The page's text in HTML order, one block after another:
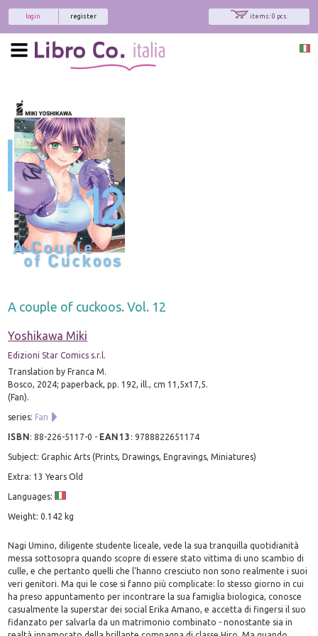
items: 0 pcs.
register
login
A couple of cuckoos. Vol. 12
Yoshikawa Miki
Edizioni Star Comics s.r.l.
Translation by Franca M.
Bosco, 2024; paperback, pp. 192, ill., cm 11,5x17,5.
(Fan).
series: Fan
ISBN:88-226-5117-0 - EAN13 :9788822651174
Subject: Graphic Arts (Prints, Drawings, Engravings, Miniatures)
Extra: 13 Years Old
Languages:
Weight: 0.142 kg
Nagi Umino, diligente studente liceale, vede la sua tranquilla quotidianità
messa sottosopra quando scopre di essere stato vittima di uno scambio di
culle, e che pertanto quelli che l'hanno cresciuto non sono realmente i suoi
veri genitori. Ma qui le cose si fanno più complicate: lo stesso giorno in cui
ha preso appuntamento per incontrare la sua famiglia biologica, conosce
casualmente la superstar dei social Erika Amano, e accetta di fingersi il suo
fidanzato per salvarla da un matrimonio combinato - nonostante sia in
Interessato ai nostri libri?
Allora iscriviti alla nostra newsletter!
Sarai informato delle nostre novità, potrai
comunque cancellarti quando desideri.
modulo di iscrizione